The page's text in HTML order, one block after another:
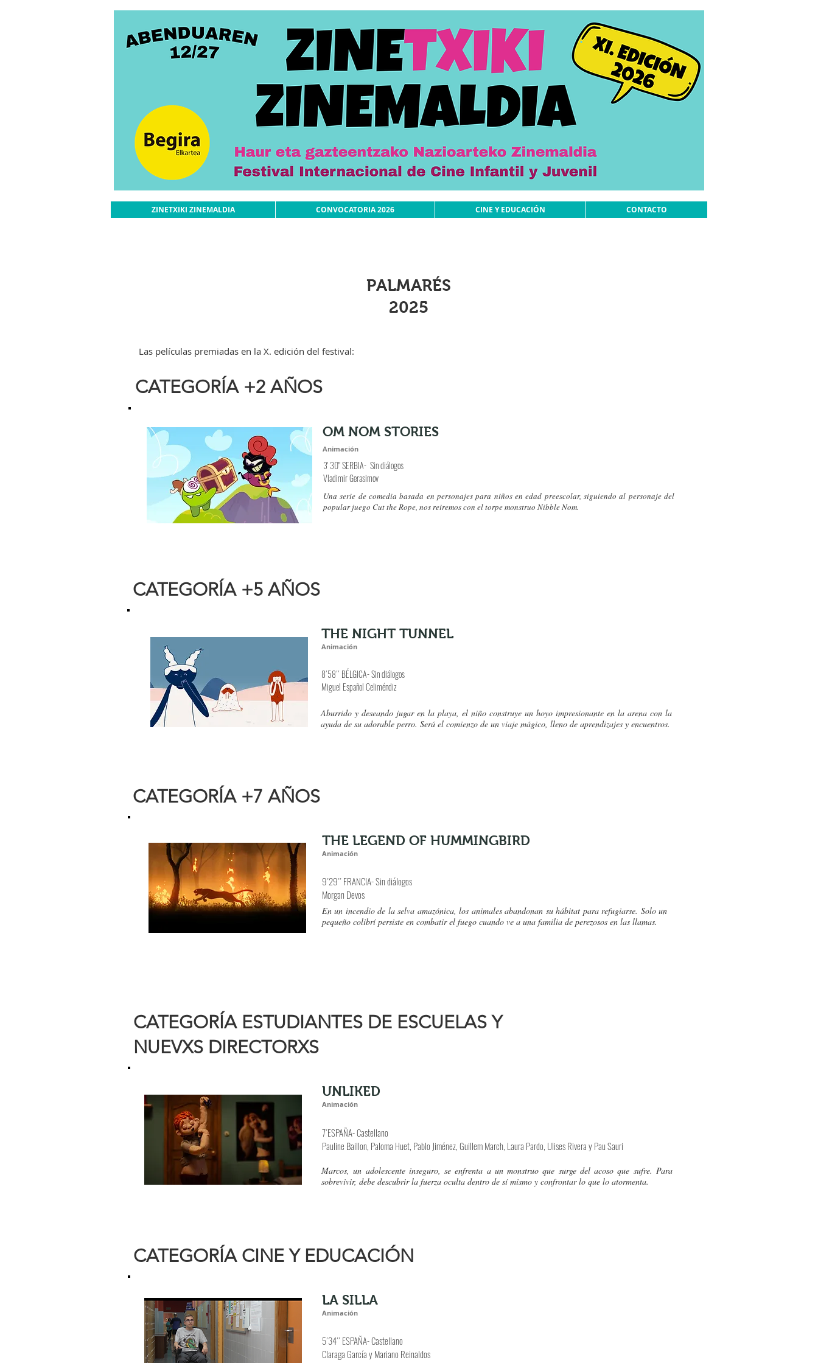
ZINETXIKI ZINEMALDIA CONVOCATORIA 2026 CINE Y EDUCACIÓN CONTACTO
PALMARÉS
2025
Las películas premiadas en la X. edición del festival:
CATEGORÍA +2 AÑOS
OM NOM STORIES
Animación
3' 30" SERBIA- Sin diálogos
Vladimir Gerasimov
Una serie de comedia basada en personajes para niños en edad preescolar, siguiendo al personaje del
popular juego Cut the Rope, nos reiremos con el torpe monstruo Nibble Nom.
CATEGORÍA +5 AÑOS
THE NIGHT TUNNEL
Animación
8´58´´ BÉLGICA- Sin diálogos
Miguel Español Celiméndiz
Aburrido y deseando jugar en la playa, el niño construye un hoyo impresionante en la arena con la
ayuda de su adorable perro. Será el comienzo de un viaje mágico, lleno de aprendizajes y encuentros.
CATEGORÍA +7 AÑOS
THE LEGEND OF HUMMINGBIRD
Animación
9´29´´ FRANCIA- Sin diálogos
Morgan Devos
En un incendio de la selva amazónica, los animales abandonan su hábitat para refugiarse. Solo un
pequeño colibrí persiste en combatir el fuego cuando ve a una familia de perezosos en las llamas.
CATEGORÍA ESTUDIANTES DE ESCUELAS Y
NUEVXS DIRECTORXS
UNLIKED
Animación
7´ESPAÑA- Castellano
Pauline Baillon, Paloma Huet, Pablo Jiménez, Guillem March, Laura Pardo, Ulises Rivera y Pau Sauri
Marcos, un adolescente inseguro, se enfrenta a un monstruo que surge del acoso que sufre. Para
sobrevivir, debe descubrir la fuerza oculta dentro de sí mismo y confrontar lo que lo atormenta.
CATEGORÍA CINE Y EDUCACIÓN
LA SILLA
Animación
5´34´´ ESPAÑA- Castellano
Claraga García y Mariano Reinaldos